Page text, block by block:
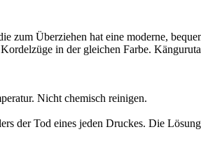
Überziehen hat eine moderne,
in der gleichen Farbe.
Nicht chemisch reinigen.
der Tod eines jeden Druckes. Die